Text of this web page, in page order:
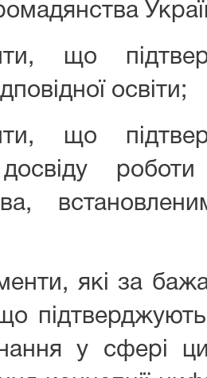
що
освіти;
що
досвіду
які за
у сфері